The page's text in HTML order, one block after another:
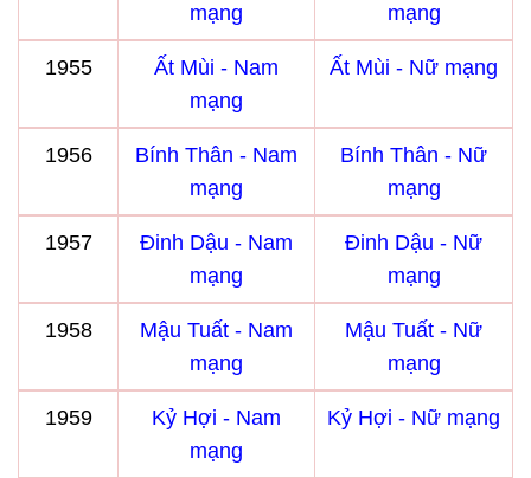
mạng
mạng
1955
Ất Mùi - Nam
mạng
Ất Mùi - Nữ mạng
1956
Bính Thân - Nam
mạng
Bính Thân - Nữ
mạng
1957
Đinh Dậu - Nam
mạng
Đinh Dậu - Nữ
mạng
1958
Mậu Tuất - Nam
mạng
Mậu Tuất - Nữ
mạng
1959
Kỷ Hợi - Nam
mạng
Kỷ Hợi - Nữ mạng